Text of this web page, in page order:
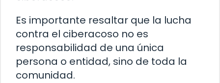
Es importante resaltar que la lucha
contra el ciberacoso no es
responsabilidad de una única
persona o entidad, sino de toda la
comunidad.